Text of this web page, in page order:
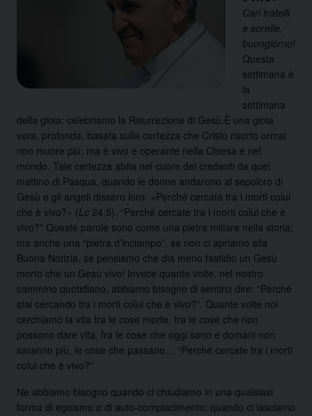
Cari fratelli
e sorelle,
buongiorno!
Questa
settimana è
la
settimana
della gioia: celebriamo la Risurrezione di Gesù.È una gioia
vera, profonda, basata sulla certezza che Cristo risorto ormai
non muore più, ma è vivo e operante nella Chiesa e nel
mondo. Tale certezza abita nel cuore dei credenti da quel
mattino di Pasqua, quando le donne andarono al sepolcro di
Gesù e gli angeli dissero loro: «Perché cercate tra i morti colui
che è vivo?» (Lc 24,5). “Perché cercate tra i morti colui che è
vivo?” Queste parole sono come una pietra miliare nella storia;
ma anche una “pietra d’inciampo”, se non ci apriamo alla
Buona Notizia, se pensiamo che dia meno fastidio un Gesù
morto che un Gesù vivo! Invece quante volte, nel nostro
cammino quotidiano, abbiamo bisogno di sentirci dire: “Perché
stai cercando tra i morti colui che è vivo?”. Quante volte noi
cerchiamo la vita fra le cose morte, fra le cose che non
possono dare vita, fra le cose che oggi sono e domani non
saranno più, le cose che passano… “Perché cercate tra i morti
colui che è vivo?”
Ne abbiamo bisogno quando ci chiudiamo in una qualsiasi
forma di egoismo o di auto-compiacimento; quando ci lasciamo